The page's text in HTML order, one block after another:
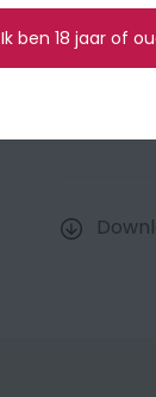
Ik ben 18 jaar of